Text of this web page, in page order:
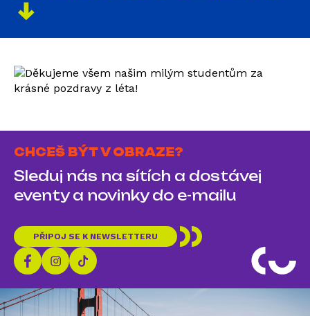
CHCEŠ BÝT V OBRAZE?
Sleduj nás na sítích a dostávej
eventy a novinky do e-mailu
PŘIPOJ SE K NEWSLETTERU